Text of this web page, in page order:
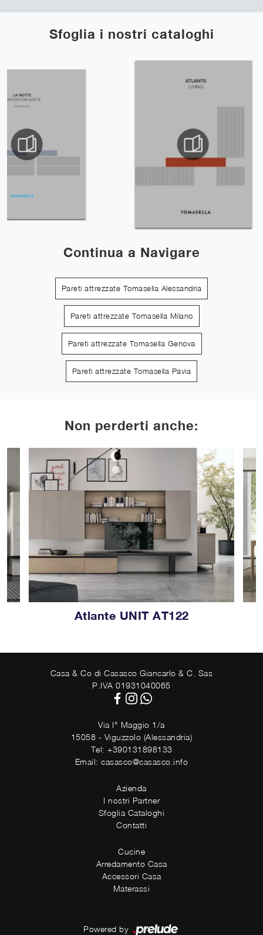
Sfoglia i nostri cataloghi
Continua a Navigare
Pareti attrezzate Tomasella Alessandria
Pareti attrezzate Tomasella Milano
Pareti attrezzate Tomasella Genova
Pareti attrezzate Tomasella Pavia
Non perderti anche:
Atlante UNIT AT122
Casa & Co di Casasco Giancarlo & C. Sas
P.IVA 01931040065
Via I° Maggio 1/a
15058 - Viguzzolo (Alessandria)
Tel: +390131898133
Email: casasco@casasco.info
Azienda
I nostri Partner
Sfoglia Cataloghi
Contatti
Cucine
Arredamento Casa
Accessori Casa
Materassi
Powered by